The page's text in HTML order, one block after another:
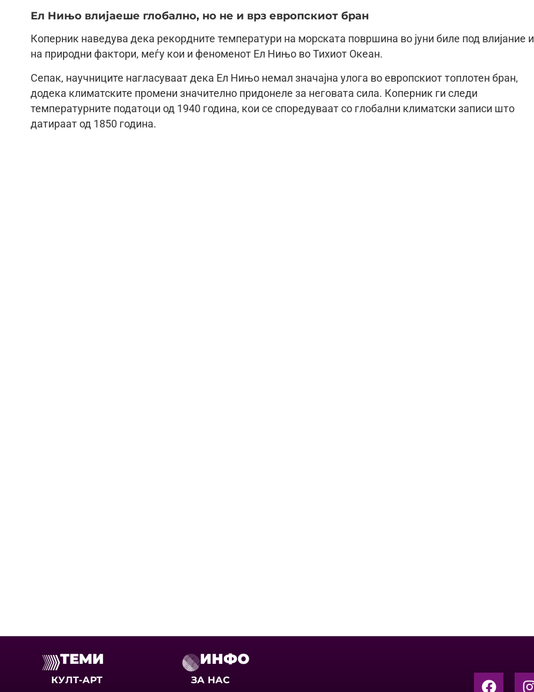
Ел Нињо влијаеше глобално, но не и врз европскиот бран
Коперник наведува дека рекордните температури на морската површина во јуни биле под влијание и
на природни фактори, меѓу кои и феноменот Ел Нињо во Тихиот Океан.
Сепак, научниците нагласуваат дека Ел Нињо немал значајна улога во европскиот топлотен бран,
додека климатските промени значително придонеле за неговата сила. Коперник ги следи
температурните податоци од 1940 година, кои се споредуваат со глобални климатски записи што
датираат од 1850 година.
ТЕМИ
КУЛТ-АРТ
ИНФО
ЗА НАС